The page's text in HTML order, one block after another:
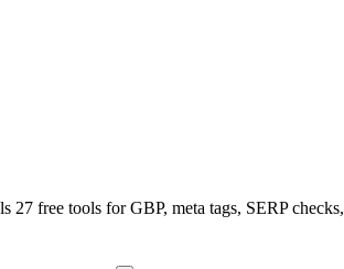
27 free tools for GBP, meta tags, SERP checks,